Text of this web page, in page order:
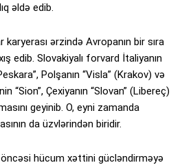
əldə edib.
ərzində Avropanın bir sıra
edib. Slovakiyalı forvard İtaliyanın
Polşanın “Visla” (Krakov) və
“Sion”, Çexiyanın “Slovan” (Libereç)
geyinib. O, eyni zamanda
da üzvlərindən biridir.
hücum xəttini gücləndirməyə